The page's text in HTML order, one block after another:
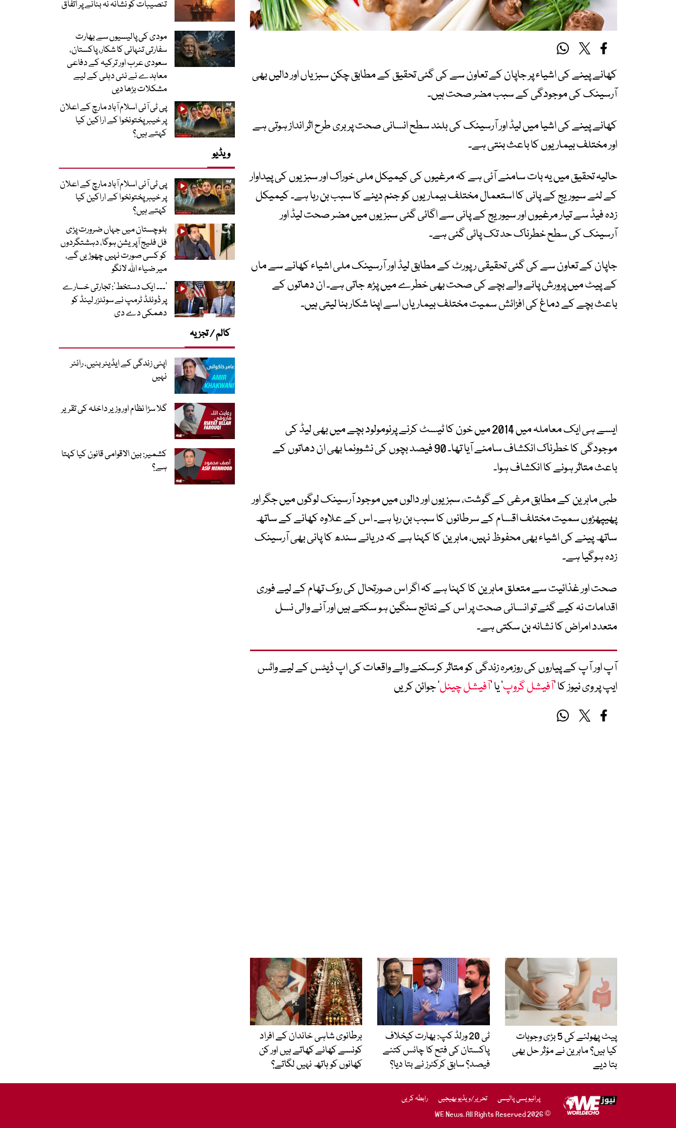
کھانے پینے کی اشیاء پر جاپان کے تعاون سے کی گئی تحقیق کے مطابق چکن سبزیاں اور دالیں بھی
آرسینک کی موجودگی کے سبب مضر صحت ہیں۔
کھانے پینے کی اشیا میں لیڈ اور آرسینک کی بلند سطح انسانی صحت پر بری طرح اثر انداز ہوتی ہے
اور مختلف بیماریوں کا باعث بنتی ہے۔
حالیہ تحقیق میں یہ بات سامنے آئی ہے کہ مرغیوں کی کیمیکل ملی خوراک اور سبزیوں کی پیداوار
کے لئے سیوریج کے پانی کا استعمال مختلف بیماریوں کو جنم دینے کا سبب بن رہا ہے۔ کیمیکل
زدہ فیڈ سے تیار مرغیوں اور سیوریج کے پانی سے اگائی گئی سبزیوں میں مضر صحت لیڈ اور
آرسینک کی سطح خطرناک حد تک پائی گئی ہے۔
جاپان کے تعاون سے کی گئی تحقیقی رپورٹ کے مطابق لیڈ اور آرسینک ملی اشیاء کھانے سے ماں
کے پیٹ میں پرورش پانے والے بچے کی صحت بھی خطرے میں پڑھ جاتی ہے۔ ان دھاتوں کے
باعث بچے کے دماغ کی افزائش سمیت مختلف بیماریاں اسے اپنا شکار بنا لیتی ہیں۔
ایسے ہی ایک معاملہ میں 2014 میں خون کا ٹیسٹ کرنے پرنومولود بچے میں بھی لیڈ کی
موجودگی کا خطرناک انکشاف سامنے آیا تھا۔ 90 فیصد بچوں کی نشوونما بھی ان دھاتوں کے
باعث متاثر ہونے کا انکشاف ہوا۔
طبی ماہرین کے مطابق مرغی کے گوشت، سبزیوں اور دالوں میں موجود آرسینک لوگوں میں جگر اور
پھیپھڑوں سمیت مختلف اقسام کے سرطانوں کا سبب بن رہا ہے۔ اس کے علاوہ کھانے کے ساتھ
ساتھ پینے کی اشیاء بھی محفوظ نہیں، ماہرین کا کہنا ہے کہ دریائے سندھ کا پانی بھی آرسینک
زدہ ہوگیا ہے۔
صحت اور غذائیت سے متعلق ماہرین کا کہنا ہے کہ اگر اس صورتحال کی روک تھام کے لیے فوری
اقدامات نہ کیے گئے تو انسانی صحت پر اس کے نتائج سنگین ہو سکتے ہیں اور آنے والی نسل
متعدد امراض کا نشانہ بن سکتی ہے۔
آپ اور آپ کے پیاروں کی روزمرہ زندگی کو متاثر کرسکنے والے واقعات کی اپ ڈیٹس کے لیے واٹس
ایپ پر وی نیوز کا ’آفیشل گروپ‘ یا ’آفیشل چینل‘ جوائن کریں
پیٹ پھولنے کی 5 بڑی وجوہات
کیا ہیں؟ ماہرین نے مؤثر حل بھی
بتا دیے
ٹی 20 ورلڈ کپ: بھارت کیخلاف
پاکستان کی فتح کا چانس کتنے
فیصد؟ سابق کرکٹرز نے بتا دیا؟
برطانوی شاہی خاندان کے افراد
کونسے کھانے کھاتے ہیں اور کن
کھانوں کو ہاتھ نہیں لگاتے؟
تنصیبات کو نشانہ نہ بنانے پر اتفاق
مودی کی پالیسیوں سے بھارت
سفارتی تنہائی کا شکار، پاکستان،
سعودی عرب اور ترکیہ کے دفاعی
معاہدے نے نئی دہلی کے لیے
مشکلات بڑھا دیں
پی ٹی آئی اسلام آباد مارچ کے اعلان
پر خیبر پختونخوا کے اراکین کیا
کہتے ہیں؟
ویڈیو
پی ٹی آئی اسلام آباد مارچ کے اعلان
پر خیبر پختونخوا کے اراکین کیا
کہتے ہیں؟
بلوچستان میں جہاں ضرورت پڑی
فل فلیج آپریشن ہوگا، دہشتگردوں
کو کسی صورت نہیں چھوڑیں گے،
میر ضیاء اللہ لانگو
’۔۔۔ ایک دستخط‘: تجارتی خسارے
پر ڈونلڈ ٹرمپ نے سوئٹزر لینڈ کو
دھمکی دے دی
کالم / تجزیہ
اپنی زندگی کے ایڈیٹر بنیں، رائٹر
نہیں
گلا سڑا نظام اور وزیر داخلہ کی تقریر
کشمیر: بین الاقوامی قانون کیا کہتا
ہے؟
پرائیویسی پالیسی تحریر/ویڈیو بھیجیں
رابطہ کریں
© 2026 WE News. All Rights Reserved